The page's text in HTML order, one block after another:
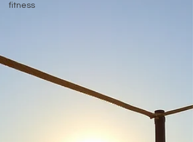
fitness